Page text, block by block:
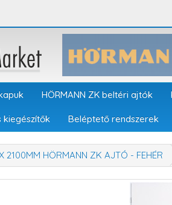
HÖRMANN ZK beltéri ajtók
kiegészítők Beléptető rendszerek
2100MM HÖRMANN ZK AJTÓ - FEHÉR